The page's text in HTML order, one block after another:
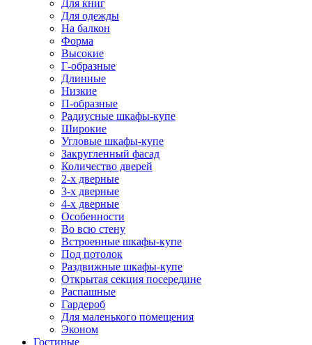
Для книг
Для одежды
На балкон
Форма
Высокие
Г-образные
Длинные
Низкие
П-образные
Радиусные шкафы-купе
Широкие
Угловые шкафы-купе
Закругленный фасад
Количество дверей
2-х дверные
3-х дверные
4-х дверные
Особенности
Во всю стену
Встроенные шкафы-купе
Под потолок
Раздвижные шкафы-купе
Открытая секция посередине
Распашные
Гардероб
Для маленького помещения
Эконом
Гостиные